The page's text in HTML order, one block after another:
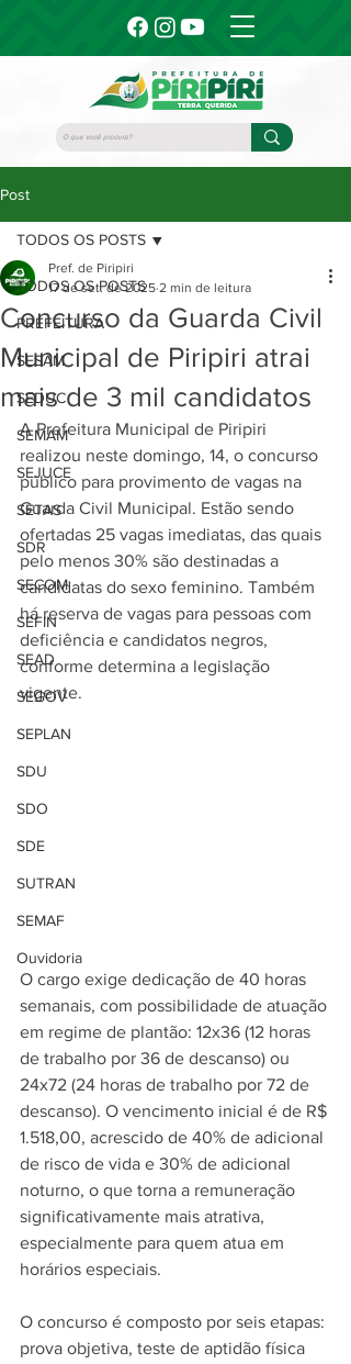
Post
TODOS OS POSTS
PREFEITURA
SESAM
SEDUC
SEMAM
SEJUCE
SETAS
SDR
SECOM
SEFIN
SEAD
SEGOV
SEPLAN
SDU
SDO
SDE
SUTRAN
SEMAF
Ouvidoria
TODOS OS POSTS
Concurso da Guarda Civil
Municipal de Piripiri atrai
mais de 3 mil candidatos
Pref. de Piripiri
17 de set. de 2025 2 min de leitura
A Prefeitura Municipal de Piripiri
realizou neste domingo, 14, o concurso
público para provimento de vagas na
Guarda Civil Municipal. Estão sendo
ofertadas 25 vagas imediatas, das quais
pelo menos 30% são destinadas a
candidatas do sexo feminino. Também
há reserva de vagas para pessoas com
deficiência e candidatos negros,
conforme determina a legislação
vigente.
O cargo exige dedicação de 40 horas
semanais, com possibilidade de atuação
em regime de plantão: 12x36 (12 horas
de trabalho por 36 de descanso) ou
24x72 (24 horas de trabalho por 72 de
descanso). O vencimento inicial é de R$
1.518,00, acrescido de 40% de adicional
de risco de vida e 30% de adicional
noturno, o que torna a remuneração
significativamente mais atrativa,
especialmente para quem atua em
horários especiais.
O concurso é composto por seis etapas:
prova objetiva, teste de aptidão física